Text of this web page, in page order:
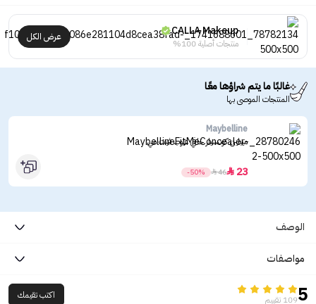
CALLA Makeup
منتجات أصلية 100%
عرض الكل
غالبًا ما يتم شراؤها معًا
المنتجات الموصى بها
Maybelline
ميبلين كونسيلر خافي عيوب فيت مي
23

46

-50%
الوصف
مواصفات
5109 تقييم اكتب تقيمك